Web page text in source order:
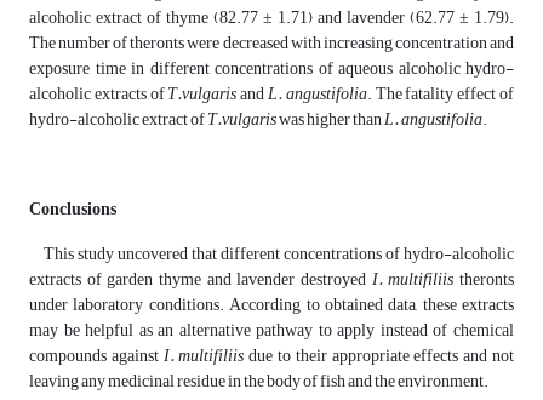
alcoholic extract of thyme (82.77 ± 1.71) and lavender (62.77 ± 1.79).
The number of theronts were decreased with increasing concentration and
exposure time in different concentrations of aqueous alcoholichydro-
alcoholic extracts ofT.‌vulgarisandL. angustifolia. The fatality effect of
hydro-alcoholic extract ofT.‌vulgariswas higher thanL. angustifolia.
Conclusions
This study uncovered that different concentrations of hydro-alcoholic
extracts of garden thyme and lavender destroyedI. multifiliistheronts
under laboratory conditions. According to obtained data, these extracts
may be helpful as an alternative pathway to apply instead of chemical
compounds againstI. multifiliisdue to their appropriate effects and not
leaving any medicinal residue in the body of fish and the environment.